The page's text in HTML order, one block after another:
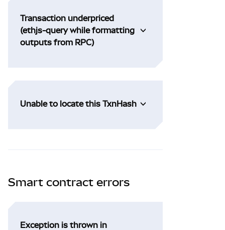
Transaction underpriced
(ethjs-query while formatting
outputs from RPC)
Unable to locate this TxnHash
Smart contract errors
Exception is thrown in